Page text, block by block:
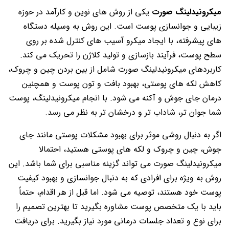
میکرونیدلینگ صورت یکی از روش های نوین و کارآمد در حوزه
زیبایی و جوانسازی پوست است. این روش به وسیله دستگاه
های پیشرفته، با ایجاد میکرو آسیب های کنترل شده بر روی
سطح پوست، فرآیند بازسازی و تولید کلاژن را تحریک می کند.
کاربردهای میکرونیدلینگ صورت شامل از بین بردن چین و چروک،
کاهش لکه های پوستی، بهبود بافت و تون پوست و همچنین
درمان جای جوش و آکنه می شود. با انجام میکرونیدلینگ، پوست
شما جوان تر، شاداب تر و درخشان تر به نظر می رسد.
اگر به دنبال روشی موثر برای بهبود مشکلات پوستی مانند جای
جوش، چین و چروک و لکه های پوستی هستید، احتمالا
میکرونیدلینگ صورت می تواند گزینه مناسبی برای شما باشد. این
روش به ویژه برای افرادی که به دنبال جوانسازی و بهبود کیفیت
پوست خود هستند، توصیه می شود. اما قبل از هر اقدام، حتماً
باید با یک متخصص پوست مشاوره بگیرید تا بهترین تصمیم را
برای نوع و تعداد جلسات درمانی مورد نیاز بگیرید. برای دریافت